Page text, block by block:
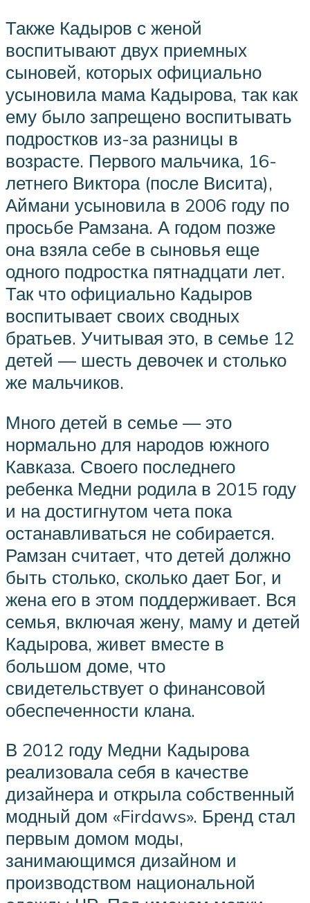
Также Кадыров с женой
воспитывают двух приемных
сыновей, которых официально
усыновила мама Кадырова, так как
ему было запрещено воспитывать
подростков из-за разницы в
возрасте. Первого мальчика, 16-
летнего Виктора (после Висита),
Аймани усыновила в 2006 году по
просьбе Рамзана. А годом позже
она взяла себе в сыновья еще
одного подростка пятнадцати лет.
Так что официально Кадыров
воспитывает своих сводных
братьев. Учитывая это, в семье 12
детей — шесть девочек и столько
же мальчиков.
Много детей в семье — это
нормально для народов южного
Кавказа. Своего последнего
ребенка Медни родила в 2015 году
и на достигнутом чета пока
останавливаться не собирается.
Рамзан считает, что детей должно
быть столько, сколько дает Бог, и
жена его в этом поддерживает. Вся
семья, включая жену, маму и детей
Кадырова, живет вместе в
большом доме, что
свидетельствует о финансовой
обеспеченности клана.
В 2012 году Медни Кадырова
реализовала себя в качестве
дизайнера и открыла собственный
модный дом «Firdaws». Бренд стал
первым домом моды,
занимающимся дизайном и
производством национальной